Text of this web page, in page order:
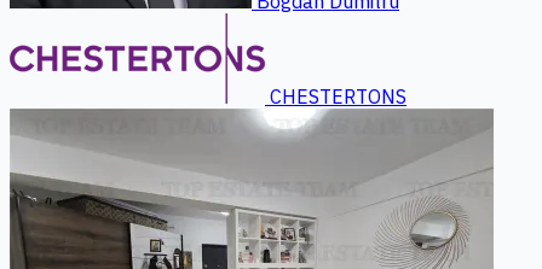
CHESTERTONS